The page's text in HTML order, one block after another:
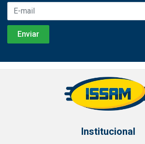
Institucional